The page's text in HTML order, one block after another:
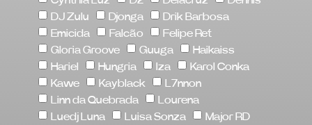
DJ Zulu
Djonga
Drik Barbosa
Emicida
Falcão
Felipe Ret
Gloria Groove
Guuga
Haikaiss
Hariel
Hungria Iza
Karol Conka
Kawe
Kayblack
L7nnon
Linn da Quebrada
Lourena
Luedj Luna
Luisa Sonza
Major RD